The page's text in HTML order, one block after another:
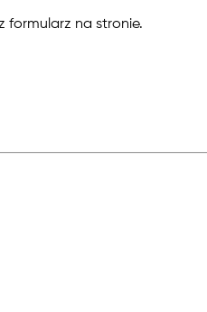
formularz na stronie.